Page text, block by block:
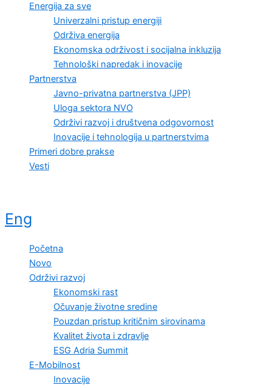
Energija za sve
Univerzalni pristup energiji
Održiva energija
Ekonomska održivost i socijalna inkluzija
Tehnološki napredak i inovacije
Partnerstva
Javno-privatna partnerstva (JPP)
Uloga sektora NVO
Održivi razvoj i društvena odgovornost
Inovacije i tehnologija u partnerstvima
Primeri dobre prakse
Vesti
Eng
Početna
Novo
Održivi razvoj
Ekonomski rast
Očuvanje životne sredine
Pouzdan pristup kritičnim sirovinama
Kvalitet života i zdravlje
ESG Adria Summit
E-Mobilnost
Inovacije